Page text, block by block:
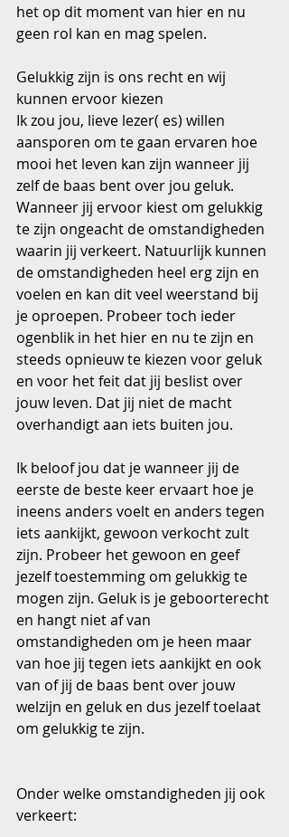
het op dit moment van hier en nu
geen rol kan en mag spelen.
Gelukkig zijn is ons recht en wij
kunnen ervoor kiezen
Ik zou jou, lieve lezer( es) willen
aansporen om te gaan ervaren hoe
mooi het leven kan zijn wanneer jij
zelf de baas bent over jou geluk.
Wanneer jij ervoor kiest om gelukkig
te zijn ongeacht de omstandigheden
waarin jij verkeert. Natuurlijk kunnen
de omstandigheden heel erg zijn en
voelen en kan dit veel weerstand bij
je oproepen. Probeer toch ieder
ogenblik in het hier en nu te zijn en
steeds opnieuw te kiezen voor geluk
en voor het feit dat jij beslist over
jouw leven. Dat jij niet de macht
overhandigt aan iets buiten jou.
Ik beloof jou dat je wanneer jij de
eerste de beste keer ervaart hoe je
ineens anders voelt en anders tegen
iets aankijkt, gewoon verkocht zult
zijn. Probeer het gewoon en geef
jezelf toestemming om gelukkig te
mogen zijn. Geluk is je geboorterecht
en hangt niet af van
omstandigheden om je heen maar
van hoe jij tegen iets aankijkt en ook
van of jij de baas bent over jouw
welzijn en geluk en dus jezelf toelaat
om gelukkig te zijn.
Onder welke omstandigheden jij ook
verkeert: